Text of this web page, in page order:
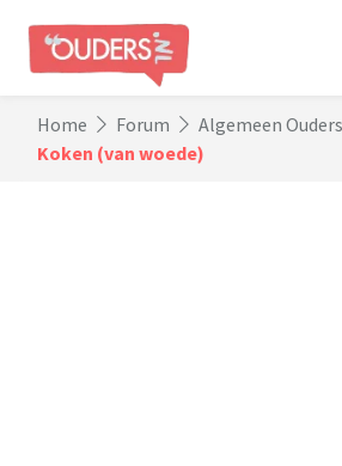
Home Forum
Algemeen
Koken (van woede)